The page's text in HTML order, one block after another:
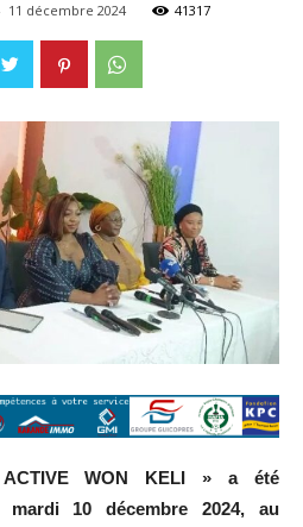
11 décembre 2024 41317
WON KELI » a été
mardi 10 décembre 2024, au